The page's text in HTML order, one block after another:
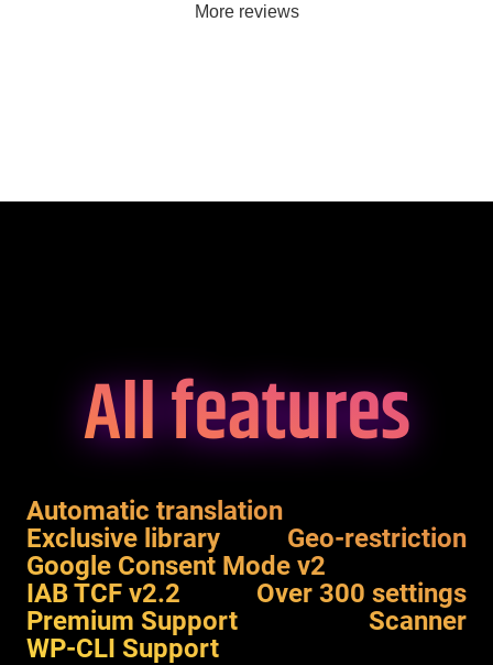
gerecht zu werden. Absolute Kaufempfehlung.
More reviews
All features
Automatic translation
Exclusive library
Geo-restriction
Google Consent Mode v2
IAB TCF v2.2
Over 300 settings
Premium Support
Scanner
WP-CLI Support